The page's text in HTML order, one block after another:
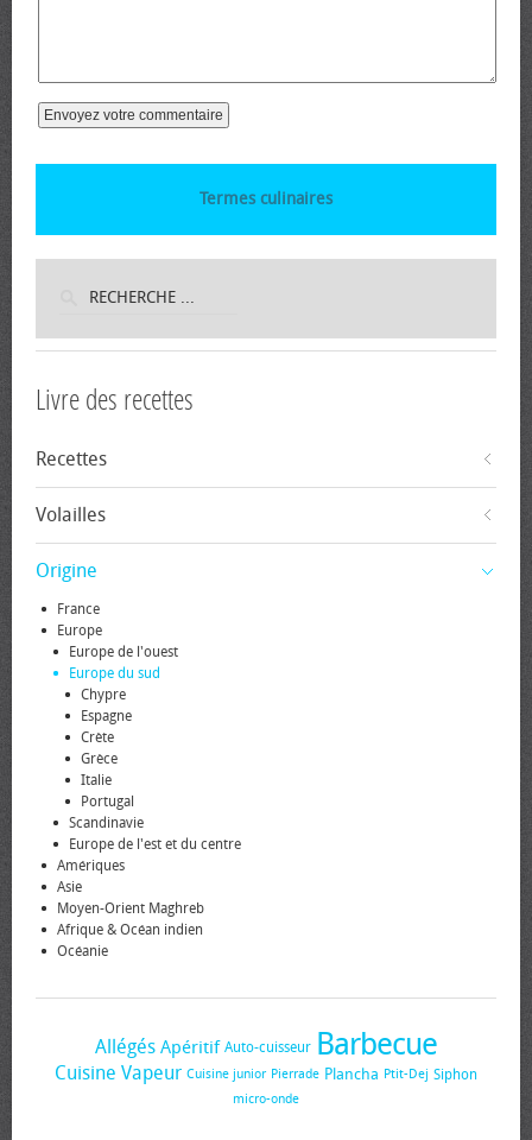
Termes culinaires
Livre des recettes
Recettes
Volailles
Origine
France
Europe
Europe de l'ouest
Europe du sud
Chypre
Espagne
Crète
Grèce
Italie
Portugal
Scandinavie
Europe de l'est et du centre
Amériques
Asie
Moyen-Orient Maghreb
Afrique & Océan indien
Océanie
Allégés Apéritif Auto-cuisseur Barbecue
Cuisine Vapeur Cuisine junior Pierrade Plancha Ptit-Dej Siphon
micro-onde